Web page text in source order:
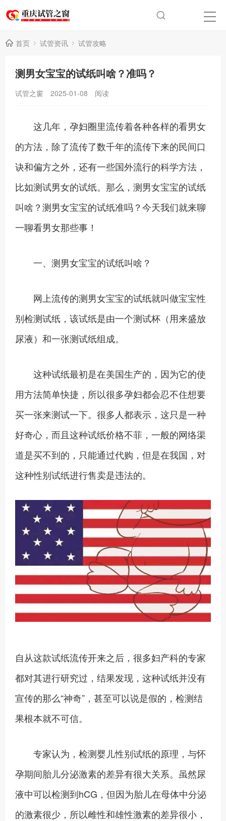
首页 试管资讯 试管攻略
测男女宝宝的试纸叫啥？准吗？
试管之窗 2025-01-08 阅读
这几年，孕妇圈里流传着各种各样的看男女
的方法，除了流传了数千年的流传下来的民间口
诀和偏方之外，还有一些国外流行的科学方法，
比如测试男女的试纸。那么，测男女宝宝的试纸
叫啥？测男女宝宝的试纸准吗？今天我们就来聊
一聊看男女那些事！
一、测男女宝宝的试纸叫啥？
网上流传的测男女宝宝的试纸就叫做宝宝性
别检测试纸，该试纸是由一个测试杯（用来盛放
尿液）和一张测试纸组成。
这种试纸最初是在美国生产的，因为它的使
用方法简单快捷，所以很多孕妇都会忍不住想要
买一张来测试一下。很多人都表示，这只是一种
好奇心，而且这种试纸价格不菲，一般的网络渠
道是买不到的，只能通过代购，但是在我国，对
这种性别试纸进行售卖是违法的。
自从这款试纸流传开来之后，很多妇产科的专家
都对其进行研究过，结果发现，这种试纸并没有
宣传的那么“神奇”，甚至可以说是假的，检测结
果根本就不可信。
专家认为，检测婴儿性别试纸的原理，与怀
孕期间胎儿分泌激素的差异有很大关系。虽然尿
液中可以检测到hCG，但因为胎儿在母体中分泌
的激素很少，所以雌性和雄性激素的差异很小，